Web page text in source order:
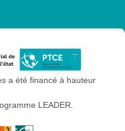
a été financé à hauteur
LEADER.